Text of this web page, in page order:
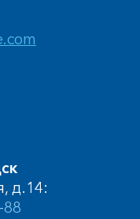
д.14:
88